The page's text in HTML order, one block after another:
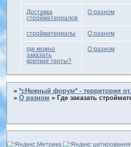
Доставка
стройматериалов
О разном
стройматериалы О разном
где можно
заказать
крепкие тенты?
О разном
»*сНежный форум* - территория
»О разном » Где заказать